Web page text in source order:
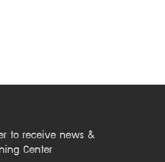
to receive news &
Center